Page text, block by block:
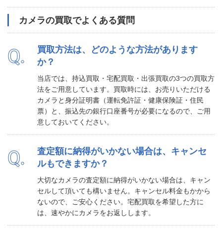
カメラの買取でよくある質問
Q.
買取方法は、どのような方法があります
か？
当店では、持込買取・宅配買取・出張買取の3つの買取方
法をご用意しています。買取時には、お売りいただける
カメラと身分証明書（運転免許証・健康保険証・住民
票）と、振込先の銀行口座番号が必要になるので、ご用
意しておいてください。
Q.
査定額に納得がいかない場合は、キャンセ
ルもできますか？
大切なカメラの査定額に納得がいかない場合は、キャン
セルして頂いても構いません。キャンセル料金もかから
ないので、ご安心ください。宅配買取を希望した方に
は、速やかにカメラをお返しします。